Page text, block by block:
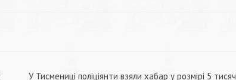
У Тисмениці поліціянти взяли хабар у розмірі 5 тисяч